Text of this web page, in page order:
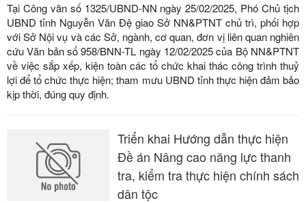
Tại Công văn số 1325/UBND-NN ngày 25/02/2025, Phó Chủ tịch
UBND tỉnh Nguyễn Văn Đệ giao Sở NN&PTNT chủ trì, phối hợp
với Sở Nội vụ và các Sở, ngành, cơ quan, đơn vị liên quan nghiên
cứu Văn bản số 958/BNN-TL ngày 12/02/2025 của Bộ NN&PTNT
về việc sắp xếp, kiện toàn các tổ chức khai thác công trình thuỷ
lợi để tổ chức thực hiện; tham mưu UBND tỉnh thực hiện đảm bảo
kịp thời, đúng quy định.
Triển khai Hướng dẫn thực hiện
Đề án Nâng cao năng lực thanh
tra, kiểm tra thực hiện chính sách
dân tộc